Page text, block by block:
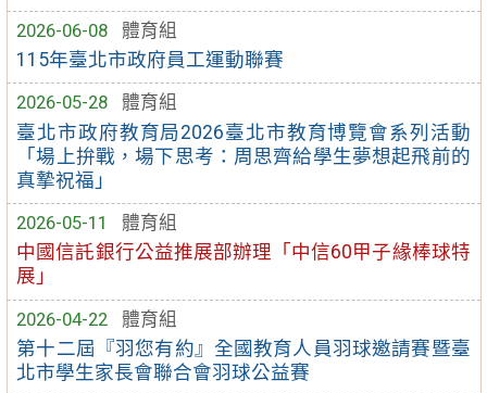
2026-06-08
體育組
115年臺北市政府員工運動聯賽
2026-05-28
體育組
臺北市政府教育局2026臺北市教育博覽會系列活動
「場上拚戰，場下思考：周思齊給學生夢想起飛前的
真摯祝福」
2026-05-11
體育組
中國信託銀行公益推展部辦理「中信60甲子緣棒球特
展」
2026-04-22
體育組
第十二屆『羽您有約』全國教育人員羽球邀請賽暨臺
北市學生家長會聯合會羽球公益賽